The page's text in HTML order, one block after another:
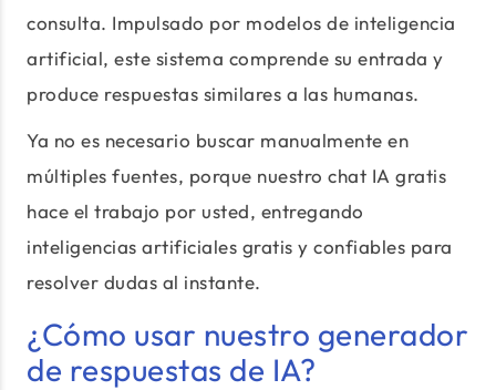
consulta. Impulsado por modelos de inteligencia
artificial, este sistema comprende su entrada y
produce respuestas similares a las humanas.
Ya no es necesario buscar manualmente en
múltiples fuentes, porque nuestro chat IA gratis
hace el trabajo por usted, entregando
inteligencias artificiales gratis y confiables para
resolver dudas al instante.
¿Cómo usar nuestro generador
de respuestas de IA?